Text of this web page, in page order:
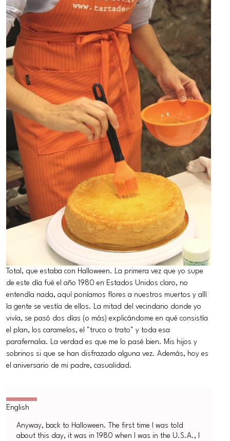
Total, que estaba con Halloween. La primera vez que yo supe
de este día fué el año 1980 en Estados Unidos claro, no
entendía nada, aquí poníamos flores a nuestros muertos y allí
la gente se vestía de ellos. La mitad del vecindario donde yo
vivía, se pasó dos días (o más) explicándome en qué consistía
el plan, los caramelos, el "truco o trato" y toda esa
parafernalia. La verdad es que me lo pasé bien. Mis hijos y
sobrinos si que se han disfrazado alguna vez. Además, hoy es
el aniversario de mi padre, casualidad.
Anyway, back to Halloween. The first time I was told
about this day, it was in 1980 when I was in the U.S.A., I